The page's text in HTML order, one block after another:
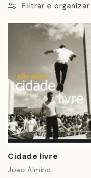
Filtrar e organizar
Cidade livre
João Almino